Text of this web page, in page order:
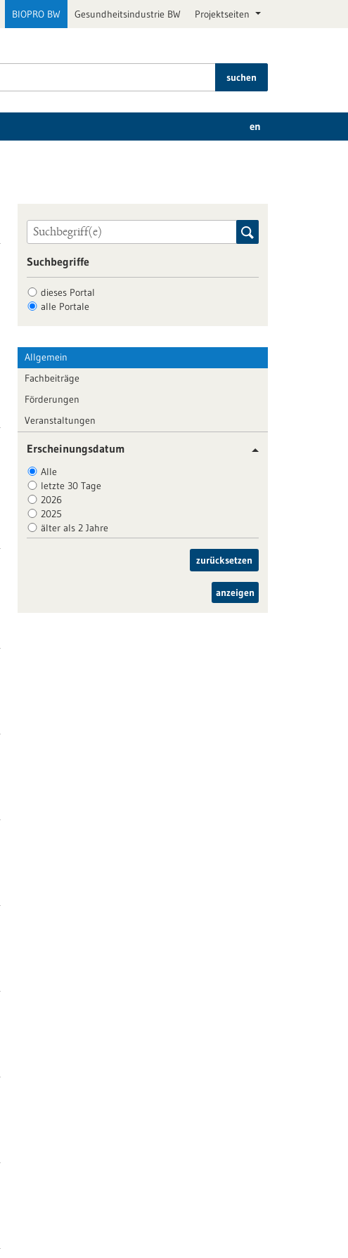
BIOPRO BW Gesundheitsindustrie BW Projektseiten
suchen
en
Suchbegriffe
dieses Portal
alle Portale
Allgemein
Fachbeiträge
Förderungen
Veranstaltungen
Erscheinungsdatum
Alle
letzte 30 Tage
2026
2025
älter als 2 Jahre
zurücksetzen
anzeigen